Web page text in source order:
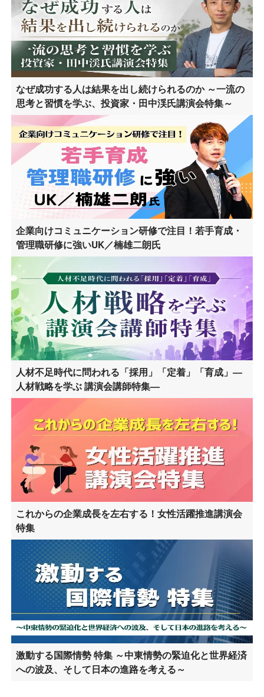
なぜ成功する人は結果を出し続けられるのか ～一流の
思考と習慣を学ぶ、投資家・田中渓氏講演会特集～
企業向けコミュニケーション研修で注目！若手育成・
管理職研修に強いUK／楠雄二朗氏
人材不足時代に問われる「採用」「定着」「育成」―
人材戦略を学ぶ 講演会講師特集―
これからの企業成長を左右する！女性活躍推進講演会
特集
激動する国際情勢 特集 ～中東情勢の緊迫化と世界経済
への波及、そして日本の進路を考える～